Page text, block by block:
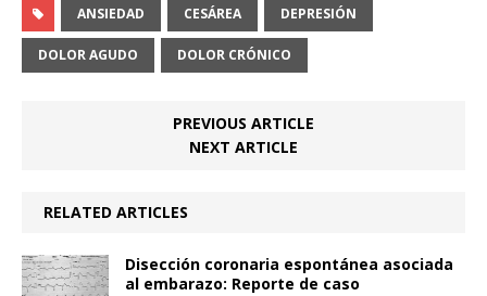
ANSIEDAD CESÁREA DEPRESIÓN
DOLOR AGUDO DOLOR CRÓNICO
PREVIOUS ARTICLE
NEXT ARTICLE
RELATED ARTICLES
Disección coronaria espontánea asociada
al embarazo: Reporte de caso